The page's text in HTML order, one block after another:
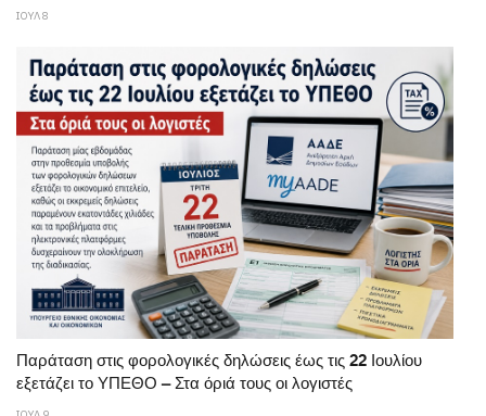
ΙΟΥΛ 8
Παράταση στις φορολογικές δηλώσεις έως τις 22 Ιουλίου
εξετάζει το ΥΠΕΘΟ – Στα όριά τους οι λογιστές